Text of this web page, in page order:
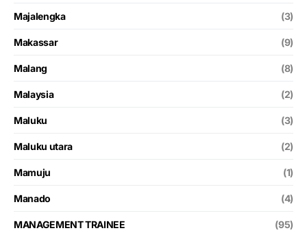
Majalengka (3)
Makassar (9)
Malang (8)
Malaysia (2)
Maluku (3)
Maluku utara (2)
Mamuju (1)
Manado (4)
MANAGEMENT TRAINEE (95)